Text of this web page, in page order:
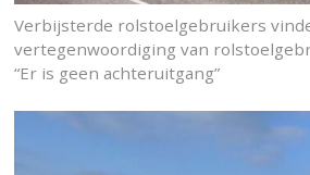
Verbijsterde rolstoelgebruikers
vertegenwoordiging van
“Er is geen achteruitgang”